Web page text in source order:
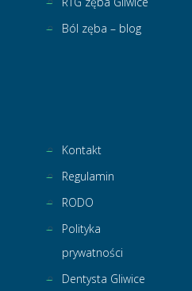
Ból zęba – blog
Kontakt
Regulamin
RODO
Polityka
prywatności
Dentysta Gliwice